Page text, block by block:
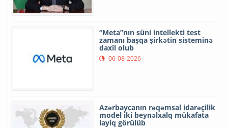
“Meta”nın süni intellekti test
zamanı başqa şirkətin sisteminə
daxil olub
06-08-2026
Azərbaycanın rəqəmsal idarəçilik
model iki beynəlxalq mükafata
layiq görülüb